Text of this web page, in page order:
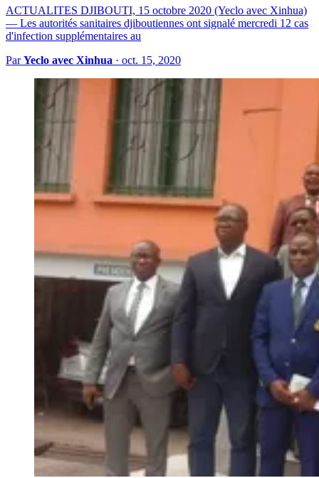
ACTUALITES DJIBOUTI, 15 octobre 2020 (Yeclo avec Xinhua)
— Les autorités sanitaires djiboutiennes ont signalé mercredi 12 cas
d'infection supplémentaires au
ParYeclo avec Xinhua · oct. 15, 2020